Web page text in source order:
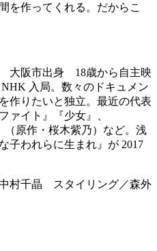
を作ってくれる。だからこ
阪市出身 18歳から自主映
入局。数々のドキュメン
作りたいと独立。最近の代表
ァイト』『少女』、
（原作・桜木紫乃）など。浅
子われらに生まれ』が 2017
村千晶 スタイリング／森外